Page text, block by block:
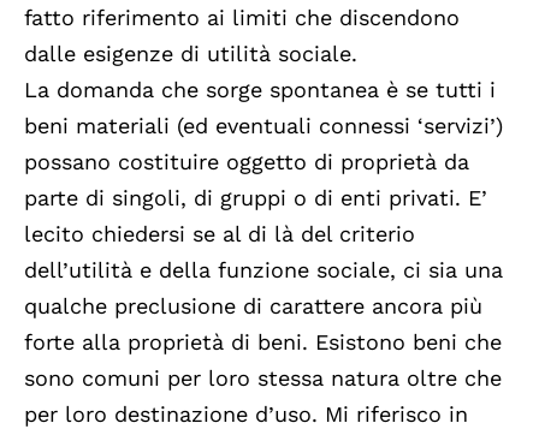
fatto riferimento ai limiti che discendono
dalle esigenze di utilità sociale.
La domanda che sorge spontanea è se tutti i
beni materiali (ed eventuali connessi ‘servizi’)
possano costituire oggetto di proprietà da
parte di singoli, di gruppi o di enti privati. E’
lecito chiedersi se al di là del criterio
dell’utilità e della funzione sociale, ci sia una
qualche preclusione di carattere ancora più
forte alla proprietà di beni. Esistono beni che
sono comuni per loro stessa natura oltre che
per loro destinazione d’uso. Mi riferisco in